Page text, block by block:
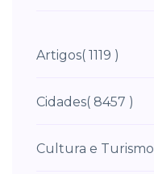
Artigos( 1119 )
Cidades( 8457 )
Cultura e Turismo